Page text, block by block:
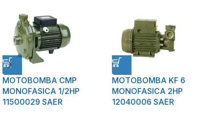
MOTOBOMBA CMP
MONOFASICA 1/2HP
11500029 SAER
MOTOBOMBA KF 6
MONOFASICA 2HP
12040006 SAER